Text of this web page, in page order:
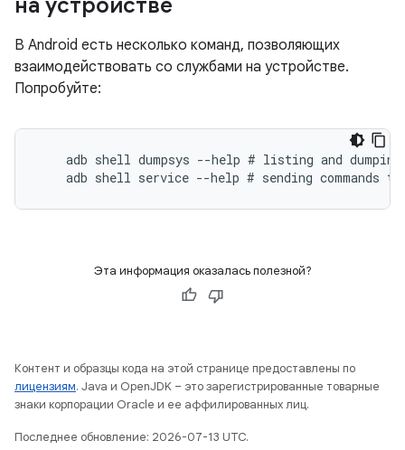
на устройстве
В Android есть несколько команд, позволяющих
взаимодействовать со службами на устройстве.
Попробуйте:
adb shell dumpsys --help # listing and
Эта информация оказалась полезной?
Контент и образцы кода на этой странице предоставлены по
лицензиям. Java и OpenJDK – это зарегистрированные товарные
знаки корпорации Oracle и ее аффилированных лиц.
Последнее обновление: 2026-07-13 UTC.